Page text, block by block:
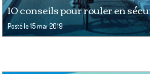
10 conseils pour rouler en
Posté le15 mai 2019